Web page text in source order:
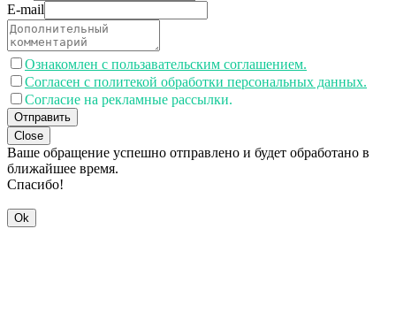
E-mail
Ознакомлен с пользавательским соглашением.
Согласен с политекой обработки персональных данных.
Согласие на рекламные рассылки.
Отправить
Close
Ваше обращение успешно отправлено и будет обработано в
ближайшее время.
Спасибо!
Ok